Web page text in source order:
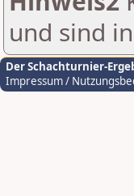
und sind
Der Schachturnier-
Impressum /